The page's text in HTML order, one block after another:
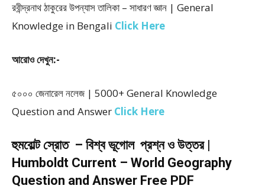
রবীন্দ্রনাথ ঠাকুরের উপন্যাস তালিকা – সাধারণ জ্ঞান | General
Knowledge in Bengali Click Here
আরোও দেখুন:-
৫০০০ জেনারেল নলেজ | 5000+ General Knowledge
Question and Answer Click Here
হুমবোল্ট স্রোত – বিশ্ব ভূগোল প্রশ্ন ও উত্তর |
Humboldt Current – World Geography
Question and Answer Free PDF